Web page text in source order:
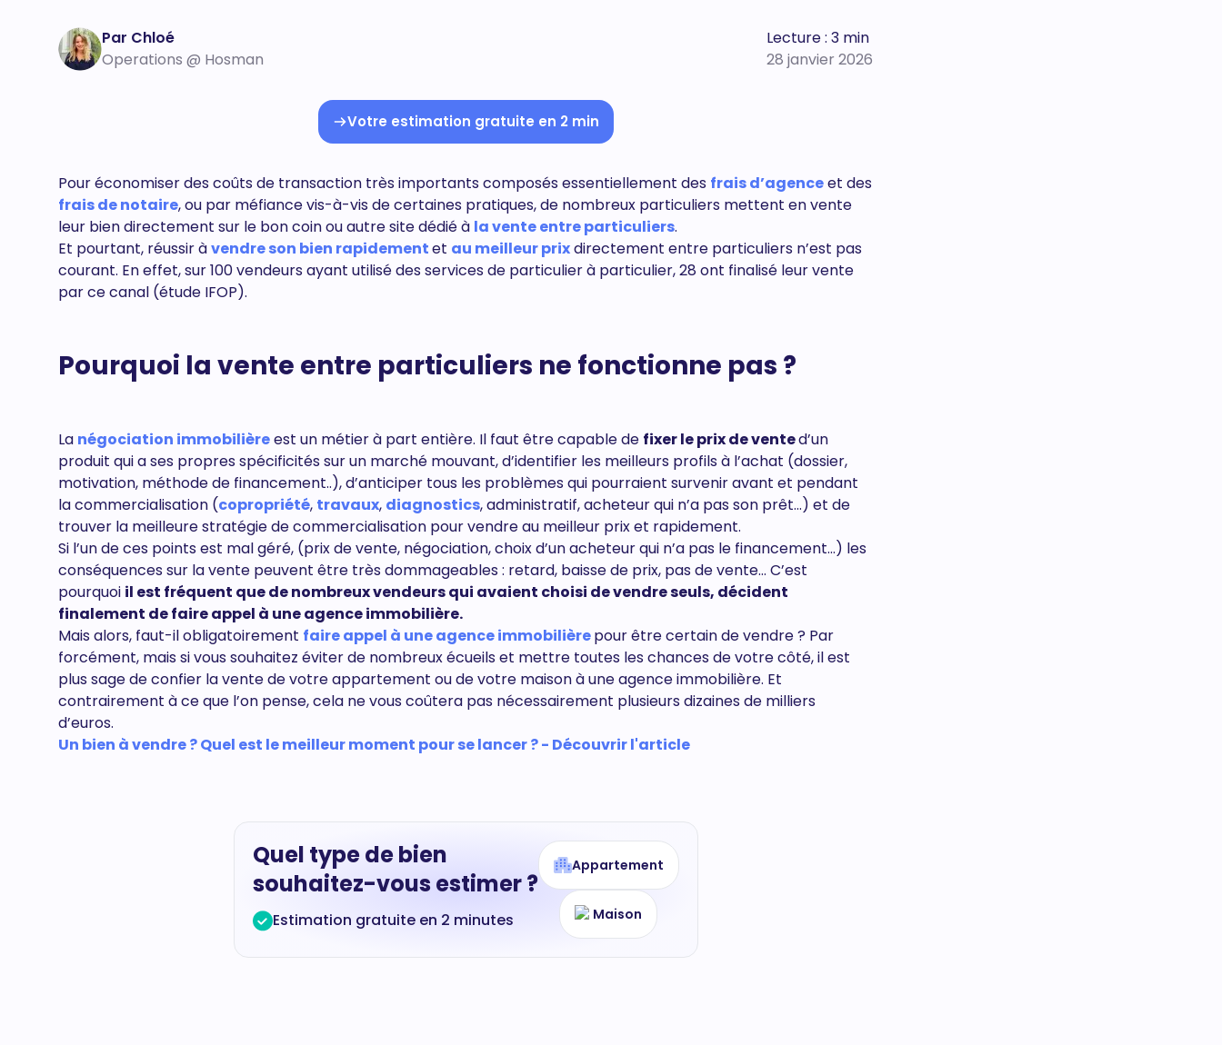
Par Chloé
Operations @ Hosman
Lecture : 3 min
28 janvier 2026
Votre estimation gratuite en 2 min
Pour économiser des coûts de transaction très importants composés essentiellement des frais d’agenceet des
frais de notaire, ou par méfiance vis-à-vis de certaines pratiques, de nombreux particuliers mettent en vente
leur bien directement sur le bon coin ou autre site dédié à la vente entre particuliers.
Et pourtant, réussir àvendre son bien rapidementet au meilleur prixdirectement entre particuliers n’est pas
courant. En effet, sur 100 vendeurs ayant utilisé des services de particulier à particulier, 28 ont finalisé leur vente
par ce canal (étude IFOP).
Pourquoi la vente entre particuliers ne fonctionne pas ?
La négociation immobilièreest un métier à part entière. Il faut être capable de fixer le prix de vented’un
produit qui a ses propres spécificités sur un marché mouvant, d’identifier les meilleurs profils à l’achat (dossier,
motivation, méthode de financement..), d’anticiper tous les problèmes qui pourraient survenir avant et pendant
la commercialisation (copropriété, travaux, diagnostics, administratif, acheteur qui n’a pas son prêt...) et de
trouver la meilleure stratégie de commercialisation pour vendre au meilleur prix et rapidement.
Si l’un de ces points est mal géré, (prix de vente, négociation, choix d’un acheteur qui n’a pas le financement...) les
conséquences sur la vente peuvent être très dommageables : retard, baisse de prix, pas de vente… C’est
pourquoi il est fréquent que de nombreux vendeurs qui avaient choisi de vendre seuls, décident
finalement de faire appel à une agence immobilière.
Mais alors, faut-il obligatoirement faire appel à une agence immobilièrepour être certain de vendre ? Par
forcément, mais si vous souhaitez éviter de nombreux écueils et mettre toutes les chances de votre côté, il est
plus sage de confier la vente de votre appartement ou de votre maison à une agence immobilière. Et
contrairement à ce que l’on pense, cela ne vous coûtera pas nécessairement plusieurs dizaines de milliers
d’euros.
Un bien à vendre ? Quel est le meilleur moment pour se lancer ? - Découvrir l'article
Quel type de bien
souhaitez-vous estimer ?
Estimation gratuite en 2 minutes
Appartement
Maison